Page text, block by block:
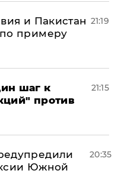
и Пакистан
примеру
21:19
шаг к
против
21:15
Южной
20:35